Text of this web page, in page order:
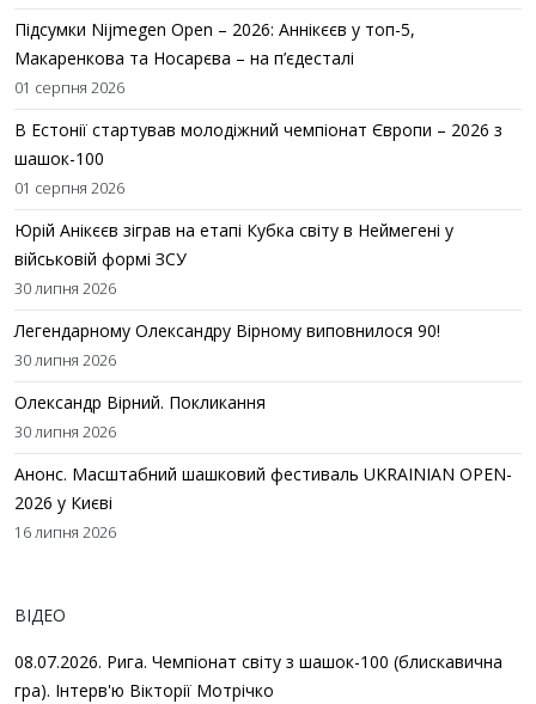
Підсумки Nijmegen Open – 2026: Аннікєєв у топ-5,
Макаренкова та Носарєва – на п’єдесталі
01 серпня 2026
В Естонії стартував молодіжний чемпіонат Європи – 2026 з
шашок-100
01 серпня 2026
Юрій Анікєєв зіграв на етапі Кубка світу в Неймегені у
військовій формі ЗСУ
30 липня 2026
Легендарному Олександру Вірному виповнилося 90!
30 липня 2026
Олександр Вірний. Покликання
30 липня 2026
Анонс. Масштабний шашковий фестиваль UKRAINIAN OPEN-
2026 у Києві
16 липня 2026
ВІДЕО
08.07.2026. Рига. Чемпіонат світу з шашок-100 (блискавична
гра). Інтерв'ю Вікторії Мотрічко